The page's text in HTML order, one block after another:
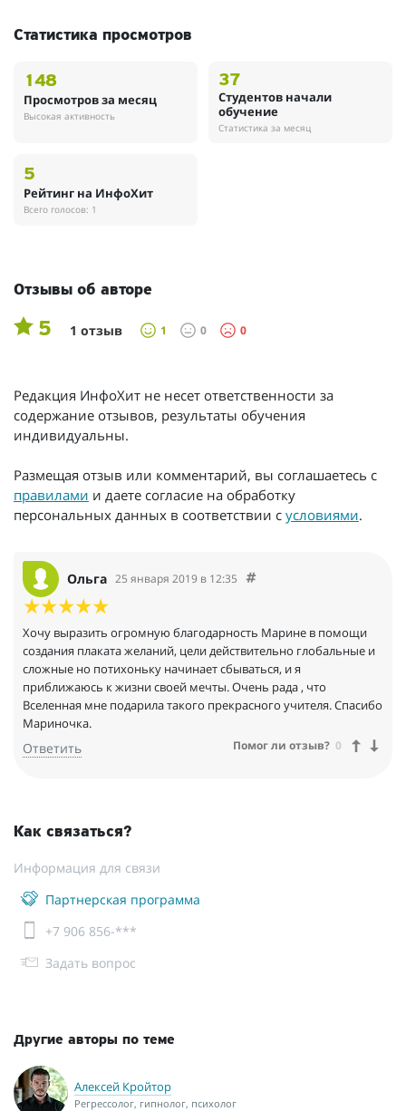
Статистика просмотров
148
Просмотров за месяц
Высокая активность
37
Студентов начали
обучение
Статистика за месяц
5
Рейтинг на ИнфоХит
Всего голосов: 1
Отзывы об авторе
5 1 отзыв 1 0 0
Редакция ИнфоХит не несет ответственности за
содержание отзывов, результаты обучения
индивидуальны.
Размещая отзыв или комментарий, вы соглашаетесь с
правилами и даете согласие на обработку
персональных данных в соответствии с условиями.
Ольга 25 января 2019 в 12:35
Хочу выразить огромную благодарность Марине в помощи
создания плаката желаний, цели действительно глобальные и
сложные но потихоньку начинает сбываться, и я
приближаюсь к жизни своей мечты. Очень рада , что
Вселенная мне подарила такого прекрасного учителя. Спасибо
Мариночка.
Ответить Помог ли отзыв? 0
Как связаться?
Информация для связи
Партнерская программа
+7 906 856-***
Задать вопрос
Другие авторы по теме
Алексей Кройтор
Регрессолог, гипнолог, психолог